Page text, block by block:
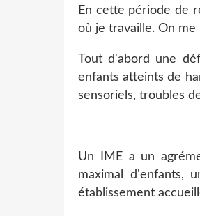
En cette période de
où je travaille. On me
Tout d'abord une
enfants atteints de
sensoriels, troubles
Un IME a un
maximal d'enfants,
établissement